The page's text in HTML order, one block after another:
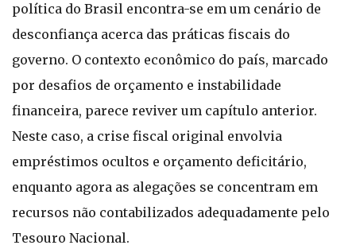
política do Brasil encontra-se em um cenário de
desconfiança acerca das práticas fiscais do
governo. O contexto econômico do país, marcado
por desafios de orçamento e instabilidade
financeira, parece reviver um capítulo anterior.
Neste caso, a crise fiscal original envolvia
empréstimos ocultos e orçamento deficitário,
enquanto agora as alegações se concentram em
recursos não contabilizados adequadamente pelo
Tesouro Nacional.